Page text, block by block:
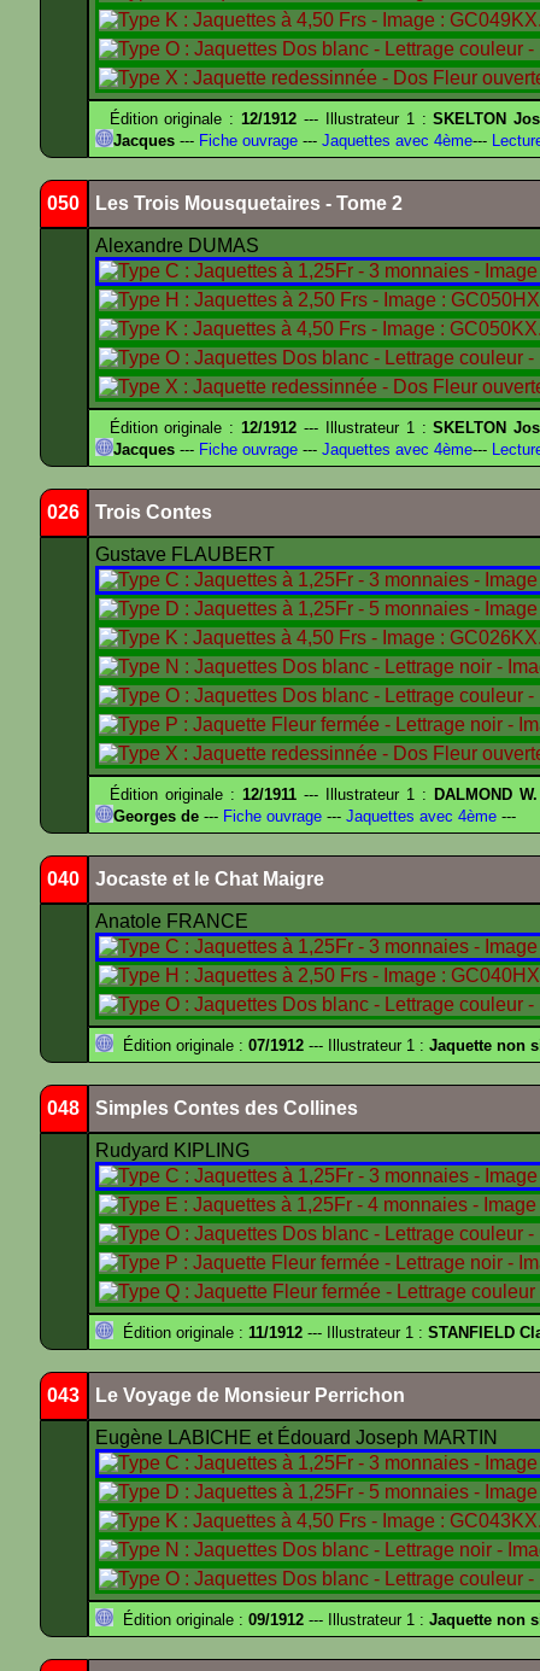
Édition originale :12/1912 --- Illustrateur 1 :SKELTON
Jacques --- Fiche ouvrage --- Jaquettes avec 4ème---
050 Les Trois Mousquetaires - Tome 2
Alexandre DUMAS
Édition originale :12/1912 --- Illustrateur 1 :SKELTON
Jacques --- Fiche ouvrage --- Jaquettes avec 4ème---
026 Trois Contes
Gustave FLAUBERT
Édition originale : 12/1911 --- Illustrateur 1 : DALMOND W.
Georges de --- Fiche ouvrage --- Jaquettes avec 4ème ---
040 Jocaste et le Chat Maigre
Anatole FRANCE
Édition originale : 07/1912 --- Illustrateur 1 : Jaquette non
048 Simples Contes des Collines
Rudyard KIPLING
Édition originale : 11/1912 --- Illustrateur 1 : STANFIELD
043 Le Voyage de Monsieur Perrichon
Eugène LABICHE et Édouard Joseph MARTIN
Édition originale : 09/1912 --- Illustrateur 1 : Jaquette non